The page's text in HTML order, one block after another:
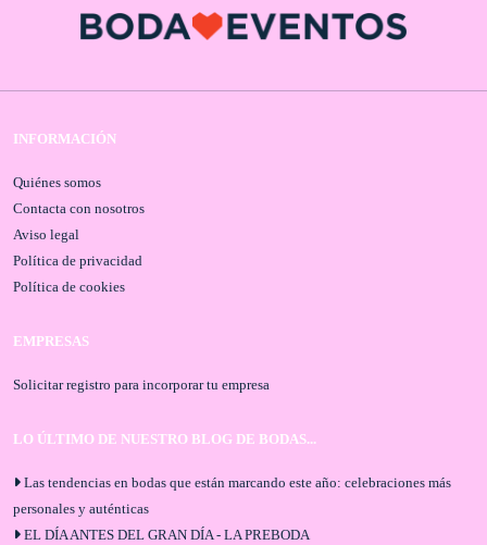
INFORMACIÓN
Quiénes somos
Contacta con nosotros
Aviso legal
Política de privacidad
Política de cookies
EMPRESAS
Solicitar registro para incorporar tu empresa
LO ÚLTIMO DE NUESTRO BLOG DE BODAS...
Las tendencias en bodas que están marcando este año: celebraciones más
personales y auténticas
EL DÍA ANTES DEL GRAN DÍA - LA PREBODA